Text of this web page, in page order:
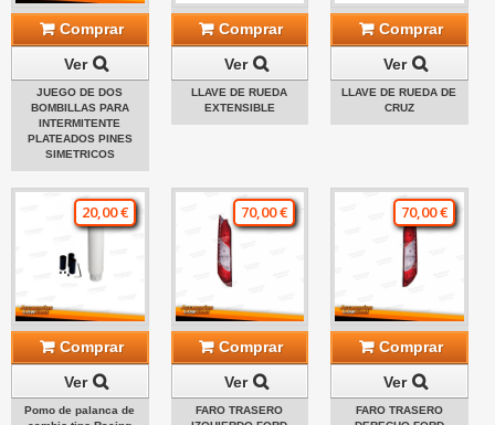
Comprar
Ver
JUEGO DE DOS
BOMBILLAS PARA
INTERMITENTE
PLATEADOS PINES
SIMETRICOS
Comprar
Ver
LLAVE DE RUEDA
EXTENSIBLE
Comprar
Ver
LLAVE DE RUEDA DE
CRUZ
20,00 €
Comprar
Ver
Pomo de palanca de
70,00 €
Comprar
Ver
FARO TRASERO
70,00 €
Comprar
Ver
FARO TRASERO